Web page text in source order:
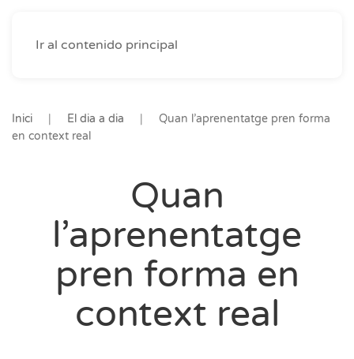
Ir al contenido principal
Inici El dia a dia
Quan l’aprenentatge pren forma
en context real
Quan
l’aprenentatge
pren forma en
context real